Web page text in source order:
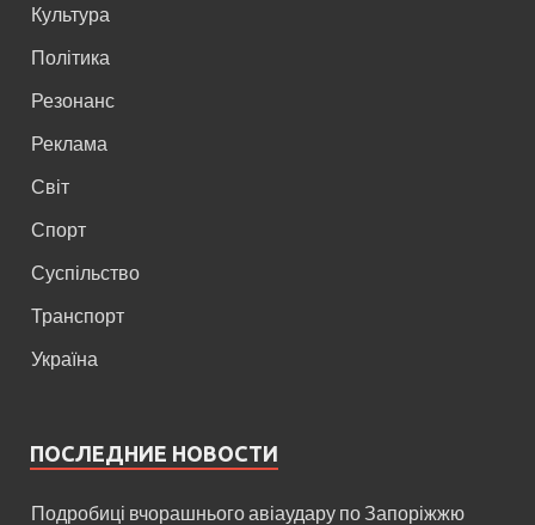
Культура
Політика
Резонанс
Реклама
Світ
Спорт
Суспільство
Транспорт
Україна
ПОСЛЕДНИЕ НОВОСТИ
Подробиці вчорашнього авіаудару по Запоріжжю